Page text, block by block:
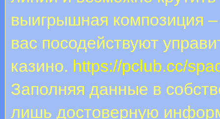
выигрышная композиция
вас посодействуют
казино. https://pclub.cc/
Заполняя данные в
лишь достоверную